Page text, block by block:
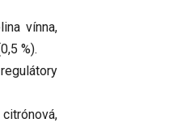
vínna,
%).